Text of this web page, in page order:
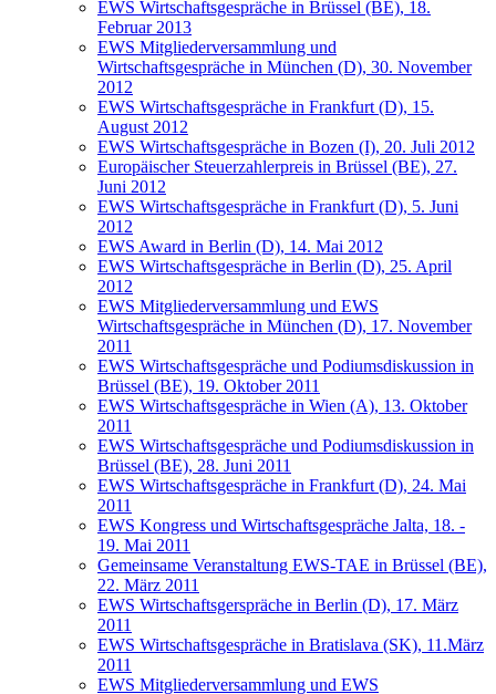
EWS Wirtschaftsgespräche in Brüssel (BE), 18.
Februar 2013
EWS Mitgliederversammlung und
Wirtschaftsgespräche in München (D), 30. November
2012
EWS Wirtschaftsgespräche in Frankfurt (D), 15.
August 2012
EWS Wirtschaftsgespräche in Bozen (I), 20. Juli 2012
Europäischer Steuerzahlerpreis in Brüssel (BE), 27.
Juni 2012
EWS Wirtschaftsgespräche in Frankfurt (D), 5. Juni
2012
EWS Award in Berlin (D), 14. Mai 2012
EWS Wirtschaftsgespräche in Berlin (D), 25. April
2012
EWS Mitgliederversammlung und EWS
Wirtschaftsgespräche in München (D), 17. November
2011
EWS Wirtschaftsgespräche und Podiumsdiskussion in
Brüssel (BE), 19. Oktober 2011
EWS Wirtschaftsgespräche in Wien (A), 13. Oktober
2011
EWS Wirtschaftsgespräche und Podiumsdiskussion in
Brüssel (BE), 28. Juni 2011
EWS Wirtschaftsgespräche in Frankfurt (D), 24. Mai
2011
EWS Kongress und Wirtschaftsgespräche Jalta, 18. -
19. Mai 2011
Gemeinsame Veranstaltung EWS-TAE in Brüssel (BE),
22. März 2011
EWS Wirtschaftsgerspräche in Berlin (D), 17. März
2011
EWS Wirtschaftsgespräche in Bratislava (SK), 11.März
2011
EWS Mitgliederversammlung und EWS